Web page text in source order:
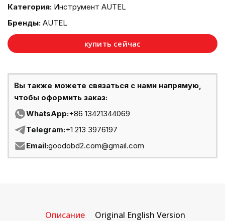
Категория: Инструмент AUTEL
Бренды: AUTEL
купить сейчас
Вы также можете связаться с нами напрямую,
чтобы оформить заказ:
WhatsApp:+86 13421344069
Telegram:+1 213 3976197
Email:goodobd2.com@gmail.com
Описание Original English Version